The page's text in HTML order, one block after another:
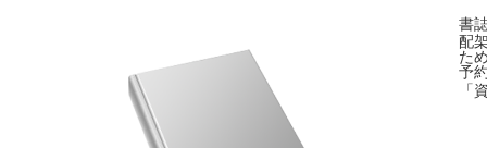
書
配
た
予
「